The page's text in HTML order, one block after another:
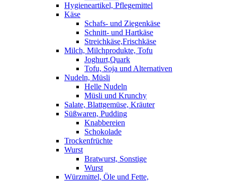
Hygieneartikel, Pflegemittel
Käse
Schafs- und Ziegenkäse
Schnitt- und Hartkäse
Streichkäse,Frischkäse
Milch, Milchprodukte, Tofu
Joghurt,Quark
Tofu, Soja und Alternativen
Nudeln, Müsli
Helle Nudeln
Müsli und Krunchy
Salate, Blattgemüse, Kräuter
Süßwaren, Pudding
Knabbereien
Schokolade
Trockenfrüchte
Wurst
Bratwurst, Sonstige
Wurst
Würzmittel, Öle und Fette,